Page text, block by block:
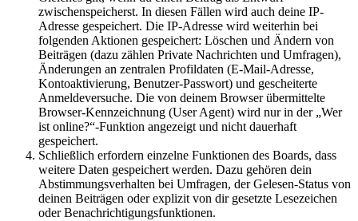
zwischenspeicherst. In diesen Fällen wird auch deine IP-
Adresse gespeichert. Die IP-Adresse wird weiterhin bei
folgenden Aktionen gespeichert: Löschen und Ändern von
Beiträgen (dazu zählen Private Nachrichten und Umfragen),
Änderungen an zentralen Profildaten (E-Mail-Adresse,
Kontoaktivierung, Benutzer-Passwort) und gescheiterte
Anmeldeversuche. Die von deinem Browser übermittelte
Browser-Kennzeichnung (User Agent) wird nur in der „Wer
ist online?“-Funktion angezeigt und nicht dauerhaft
gespeichert.
Schließlich erfordern einzelne Funktionen des Boards, dass
weitere Daten gespeichert werden. Dazu gehören dein
Abstimmungsverhalten bei Umfragen, der Gelesen-Status von
deinen Beiträgen oder explizit von dir gesetzte Lesezeichen
oder Benachrichtigungsfunktionen.